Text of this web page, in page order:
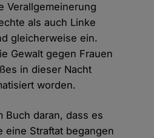
Verallgemeinerung
als auch Linke
gleicherweise ein.
Gewalt gegen Frauen
in dieser Nacht
worden.
Buch daran, dass es
eine Straftat begangen